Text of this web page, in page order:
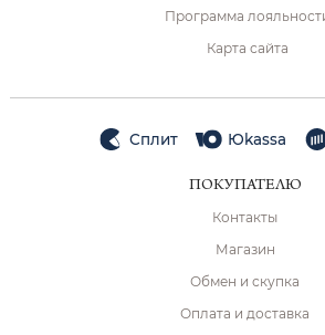
Программа
Карта сайта
Сплит Юkassa
ПОКУПАТЕЛЮ
Контакты
Магазин
Обмен и скупка
Оплата и доставка